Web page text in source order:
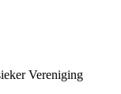
Vereniging